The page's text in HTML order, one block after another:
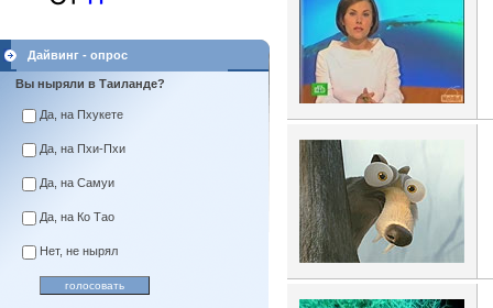
Дайвинг - опрос
Вы ныряли в Таиланде?
Да, на Пхукете
Да, на Пхи-Пхи
Да, на Самуи
Да, на Ко Тао
Нет, не нырял